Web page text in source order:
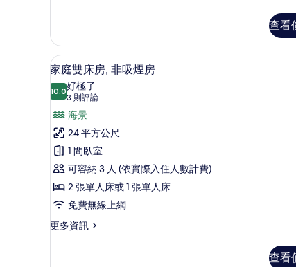
灘
景
觀
(High
Floor
8-
10F)
的
所
有
相
片
人
房,
非
吸
煙
房,
海
景
觀
(High
Floor
8-
10F)
的
詳
查看
顯
示
家
庭
雙
床
房,
非
吸
煙
客房內保險箱、書桌、隔音
14
家庭雙床房, 非吸煙房
10.010.0 分，滿分 10 分
好極了
3 則評論
(3
則
評
論)
海景
24 平方公尺
1 間臥室
可容納 3 人 (依實際入住人數計費)
2 張單人床或 1 張單人床
免費無線上網
更多資訊
更
查看